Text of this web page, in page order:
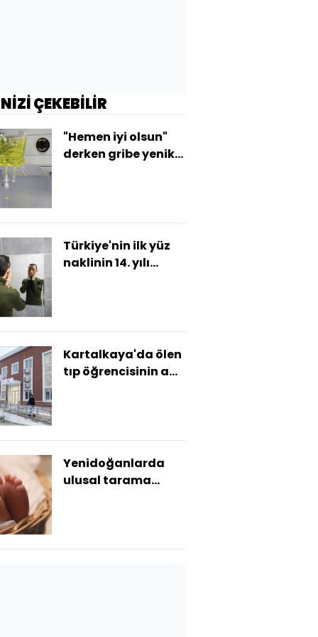
ÇEKEBİLİR
"Hemen iyi olsun"
derken gribe yenik
Türkiye'nin ilk yüz
naklinin 14. yılı
Kartalkaya'da ölen
tıp öğrencisinin adı
Yenidoğanlarda
ulusal tarama